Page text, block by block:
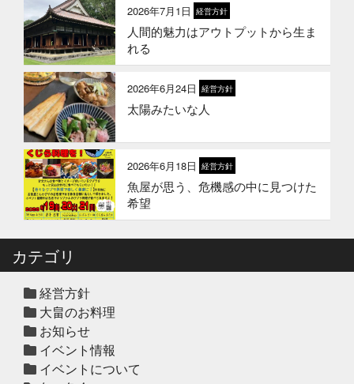
2026年1月21日 お知らせ
冬のギフトはかぎやオンラインスト
2026年1月1日 お知らせ
2025年12月12日 セール終了
冬の鍋おすすめ4選”予約販売スター
2025年12月10日 休業のお知らせ
ハタ鍋セット予約受付中2025年
2026年7月1日 経営方針
人間的魅力はアウトプットから生ま
れる
2026年6月24日 経営方針
太陽みたいな人
2026年6月18日 経営方針
魚屋が思う、危機感の中に見つけた
希望
カテゴリ
経営方針
大畠のお料理
お知らせ
イベント情報
イベントについて